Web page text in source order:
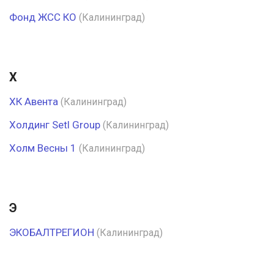
Фонд ЖСС КО (Калининград)
Х
ХК Авента (Калининград)
Холдинг Setl Group (Калининград)
Холм Весны 1 (Калининград)
Э
ЭКОБАЛТРЕГИОН (Калининград)